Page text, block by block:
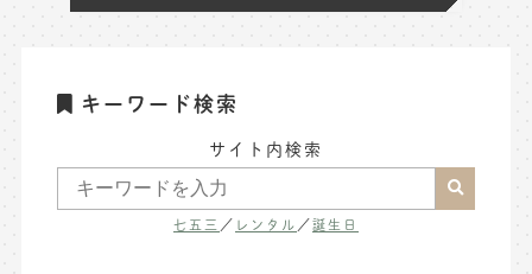
キーワード検索
サイト内検索
七五三 ／ レンタル ／誕生日